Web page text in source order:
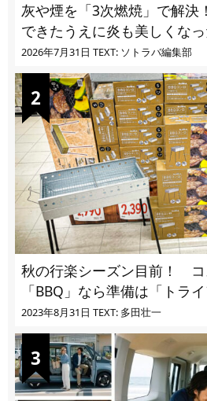
灰や煙を「3次燃焼」で解
できたうえに炎も美しくな
2026年7月31日 TEXT: ソトラバ編集部
秋の行楽シーズン目前！
「BBQ」なら準備は「トラ
2023年8月31日 TEXT: 多田壮一